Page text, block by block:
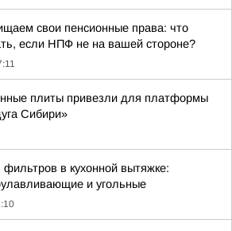
свои пенсионные права: что
если НПФ не на вашей стороне?
плиты привезли для платформы
Сибири»
фильтров в кухонной вытяжке:
и угольные